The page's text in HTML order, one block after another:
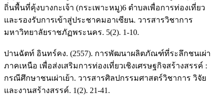
ถิ่นพื้นที่คุ้งบางกะเจ้า (กระเพาะหมู)6 ตำบลเพื่อการท่องเที่ยว
และรองรับการเข้าสู่ประชาคมอาเซียน. วารสารวิชาการ
มหาวิทยาลัยราชภัฏพระนคร. 5(2). 1-10.
ปานฉัตท์ อินทร์คง. (2557). การพัฒนาผลิตภัณฑ์ที่ระลึกชนเผ่า
ภาคเหนือ เพื่อส่งเสริมการท่องเที่ยวเชิงเศรษฐกิจสร้างสรรค์ :
กรณีศึกษาชนเผ่าเย้า. วารสารศิลปกรรมศาสตร์วิชาการ วิจัย
และงานสร้างสรรค์. 1(2). 21-41.